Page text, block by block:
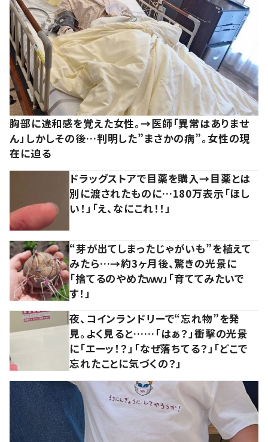
胸部に違和感を覚えた女性。→医師「異常はありませ
ん」しかしその後…判明した”まさかの病”。女性の現
在に迫る
ドラッグストアで目薬を購入→目薬とは
別に渡されたものに…180万表示「ほし
い！」「え、なにこれ！！」
“芽が出てしまったじゃがいも”を植えて
みたら…→約3ヶ月後、驚きの光景に
「捨てるのやめたｗｗ」「育ててみたいで
す！」
夜、コインランドリーで“忘れ物”を発
見。よく見ると……「はぁ？」衝撃の光景
に「エーッ！？」「なぜ落ちてる？」「どこで
忘れたことに気づくの？」